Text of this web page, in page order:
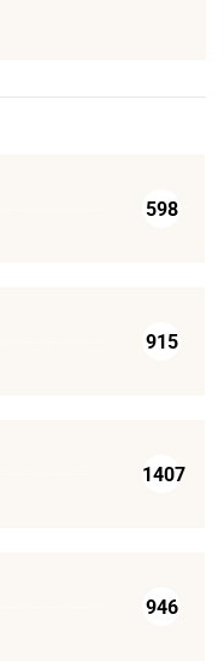
598
915
1407
946